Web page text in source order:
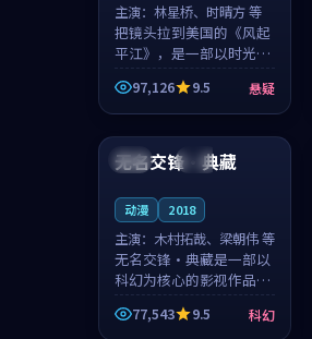
主演： 林星桥、时晴方 等
把镜头拉到美国的《风起
平江》，是一部以时光记
忆为底色的悬疑作品。林
星桥和时晴方贡献了2020
年颇受关注的合作演出，
影片在情感层次与现实质
感之间游...
97,126 9.5 悬疑
中国 独播
99:33
无名交锋·典藏
动漫 2018
主演： 木村拓哉、梁朝伟 等
无名交锋·典藏是一部以
科幻为核心的影视作品，
围绕危机、反转与人物成
长展开，整体节奏紧凑，
77,543 9.5 科幻